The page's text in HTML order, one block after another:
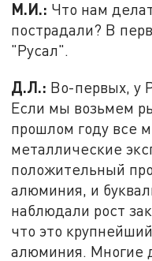
М.И.: Что нам
пострадали? В
"Русал".
Д.Л.: Во-первых, у
Если мы возьмем
прошлом году все
металлические
положительный
алюминия, и
наблюдали рост
что это
алюминия. Многие